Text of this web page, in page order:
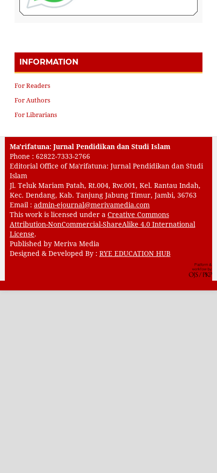
INFORMATION
For Readers
For Authors
For Librarians
Ma'rifatuna: Jurnal Pendidikan dan Studi Islam
Phone : 62822-7333-2766
Editorial Office of Ma'rifatuna: Jurnal Pendidikan dan Studi
Islam
Jl. Teluk Mariam Patah, Rt.004, Rw.001, Kel. Rantau Indah,
Kec. Dendang, Kab. Tanjung Jabung Timur, Jambi, 36763
Email : admin-ejournal@merivamedia.com
This work is licensed under a Creative Commons
Attribution-NonCommercial-ShareAlike 4.0 International
License.
Published by Meriva Media
Designed & Developed By : RYE EDUCATION HUB